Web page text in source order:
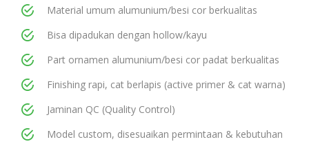
Material umum alumunium/besi cor berkualitas
Bisa dipadukan dengan hollow/kayu
Part ornamen alumunium/besi cor padat berkualitas
Finishing rapi, cat berlapis (active primer & cat warna)
Jaminan QC (Quality Control)
Model custom, disesuaikan permintaan & kebutuhan